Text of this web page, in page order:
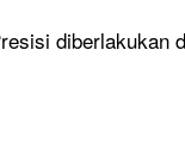
diberlakukan